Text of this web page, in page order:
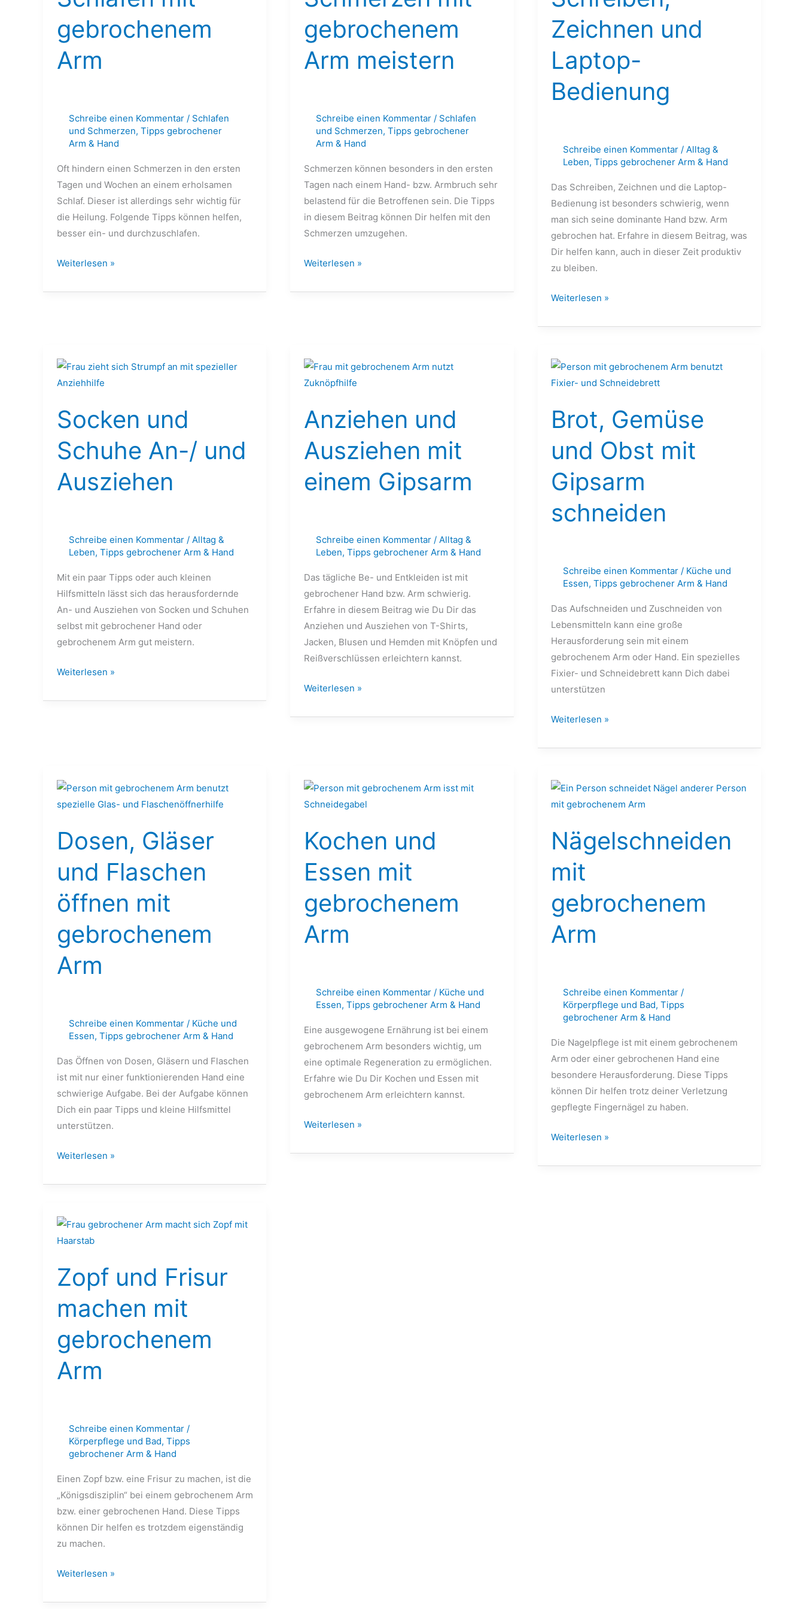
gebrochenem
Arm
Schreibe einen Kommentar / Schlafen
und Schmerzen, Tipps gebrochener
Arm & Hand
Oft hindern einen Schmerzen in den ersten
Tagen und Wochen an einem erholsamen
Schlaf. Dieser ist allerdings sehr wichtig für
die Heilung. Folgende Tipps können helfen,
besser ein- und durchzuschlafen.
Weiterlesen »
gebrochenem
Arm meistern
Schreibe einen Kommentar / Schlafen
und Schmerzen, Tipps gebrochener
Arm & Hand
Schmerzen können besonders in den ersten
Tagen nach einem Hand- bzw. Armbruch sehr
belastend für die Betroffenen sein. Die Tipps
in diesem Beitrag können Dir helfen mit den
Schmerzen umzugehen.
meistern
Weiterlesen »
Zeichnen und
Laptop-
Bedienung
Schreibe einen Kommentar /Alltag &
Leben,Tipps gebrochener Arm & Hand
Das Schreiben, Zeichnen und die Laptop-
Bedienung ist besonders schwierig, wenn
man sich seine dominante Hand bzw. Arm
gebrochen hat. Erfahre in diesem Beitrag, was
Dir helfen kann, auch in dieser Zeit produktiv
zu bleiben.
Bedienung
Weiterlesen »
Socken und
Schuhe An-/ und
Ausziehen
Schreibe einen Kommentar / Alltag &
Leben, Tipps gebrochener Arm & Hand
Mit ein paar Tipps oder auch kleinen
Hilfsmitteln lässt sich das herausfordernde
An- und Ausziehen von Socken und Schuhen
selbst mit gebrochener Hand oder
gebrochenem Arm gut meistern.
Socken
und
An-/
und
Ausziehen
Weiterlesen »
Anziehen und
Ausziehen mit
einem Gipsarm
Schreibe einen Kommentar / Alltag &
Leben, Tipps gebrochener Arm & Hand
Das tägliche Be- und Entkleiden ist mit
gebrochener Hand bzw. Arm schwierig.
Erfahre in diesem Beitrag wie Du Dir das
Anziehen und Ausziehen von T-Shirts,
Jacken, Blusen und Hemden mit Knöpfen und
Reißverschlüssen erleichtern kannst.
Anziehen
und
mit
einem
Gipsarm
Weiterlesen »
Brot, Gemüse
und Obst mit
Gipsarm
schneiden
Schreibe einen Kommentar / Küche und
Essen,Tipps gebrochener Arm & Hand
Das Aufschneiden und Zuschneiden von
Lebensmitteln kann eine große
Herausforderung sein mit einem
gebrochenem Arm oder Hand. Ein spezielles
Fixier- und Schneidebrett kann Dich dabei
unterstützen
Brot,
Gemüse
Obst
mit
Gipsarm
schneiden
Weiterlesen »
Dosen, Gläser
und Flaschen
öffnen mit
gebrochenem
Arm
Schreibe einen Kommentar / Küche und
Essen, Tipps gebrochener Arm & Hand
Das Öffnen von Dosen, Gläsern und Flaschen
ist mit nur einer funktionierenden Hand eine
schwierige Aufgabe. Bei der Aufgabe können
Dich ein paar Tipps und kleine Hilfsmittel
unterstützen.
Dosen,
Gläser
Flaschen
öffnen
mit
gebrochenem
Arm
Weiterlesen »
Kochen und
Essen mit
gebrochenem
Arm
Schreibe einen Kommentar / Küche und
Essen, Tipps gebrochener Arm & Hand
Eine ausgewogene Ernährung ist bei einem
gebrochenem Arm besonders wichtig, um
eine optimale Regeneration zu ermöglichen.
Erfahre wie Du Dir Kochen und Essen mit
gebrochenem Arm erleichtern kannst.
Kochen
und
mit
gebrochenem
Arm
Weiterlesen »
Nägelschneiden
mit
gebrochenem
Arm
Schreibe einen Kommentar /
Körperpflege und Bad,Tipps
gebrochener Arm & Hand
Die Nagelpflege ist mit einem gebrochenem
Arm oder einer gebrochenen Hand eine
besondere Herausforderung. Diese Tipps
können Dir helfen trotz deiner Verletzung
gepflegte Fingernägel zu haben.
Nägelschneiden
mit
Arm
Weiterlesen »
Zopf und Frisur
machen mit
gebrochenem
Arm
Schreibe einen Kommentar /
Körperpflege und Bad, Tipps
gebrochener Arm & Hand
Einen Zopf bzw. eine Frisur zu machen, ist die
„Königsdisziplin“ bei einem gebrochenem Arm
bzw. einer gebrochenen Hand. Diese Tipps
können Dir helfen es trotzdem eigenständig
zu machen.
Zopf
und
machen
mit
gebrochenem
Arm
Weiterlesen »